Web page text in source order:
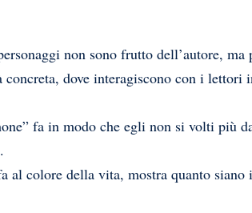
non sono frutto dell’autore, ma
dove interagiscono con i lettori
fa in modo che egli non si volti più
al colore della vita, mostra quanto